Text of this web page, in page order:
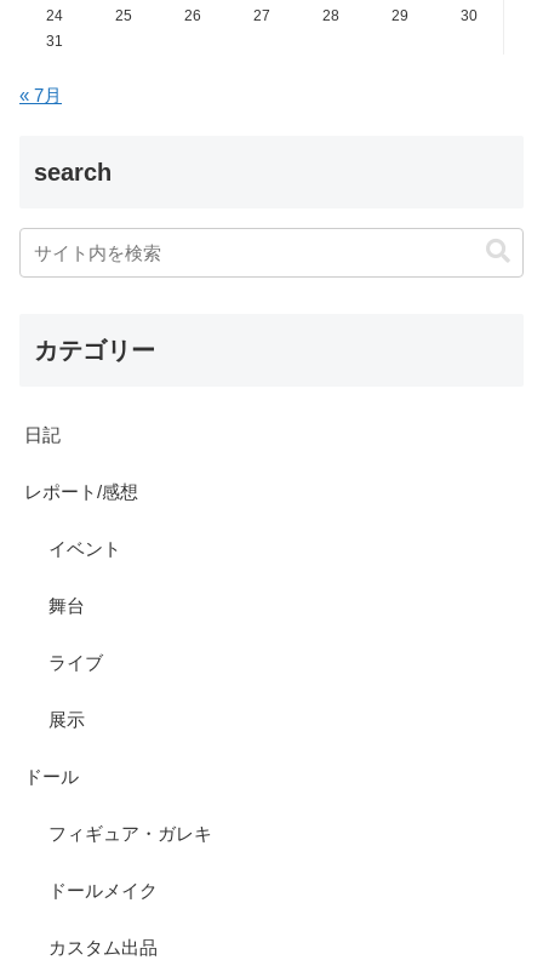
24
25 26 27 28 29
30
31
« 7月
search
カテゴリー
日記
レポート/感想
イベント
舞台
ライブ
展示
ドール
フィギュア・ガレキ
ドールメイク
カスタム出品